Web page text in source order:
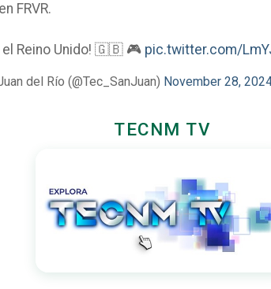
FRVR.
el Reino Unido! 🇬🇧 🎮 pic.twitter.com/
del Río (@Tec_SanJuan) November 28,
TECNM TV